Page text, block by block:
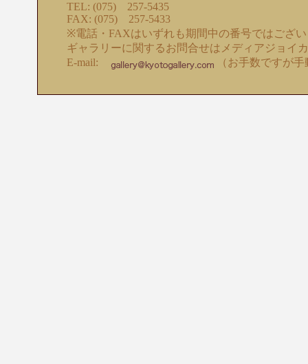
TEL: (075) 257-5435
FAX: (075) 257-5433
※電話・FAXはいずれも期間中の番号ではござ
ギャラリーに関するお問合せはメディアジョイ
E-mail:
（お手数ですが